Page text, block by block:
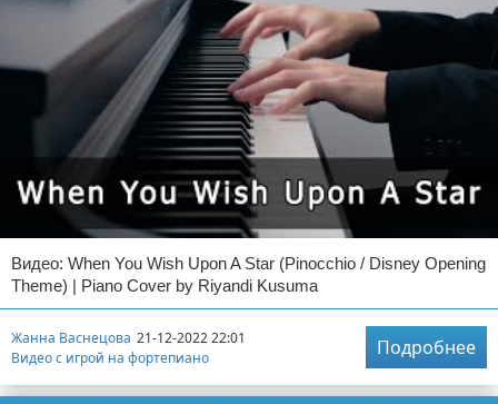
Видео: When You Wish Upon A Star (Pinocchio / Disney Opening
Theme) | Piano Cover by Riyandi Kusuma
Жанна Васнецова 21-12-2022 22:01
Видео с игрой на фортепиано
Подробнее